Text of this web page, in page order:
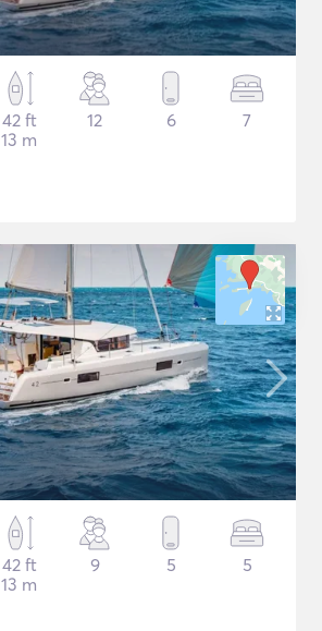
42 ft
13 m
12 6 7
42 ft
13 m
9 5 5